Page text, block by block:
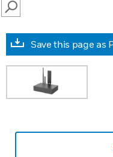
SEARCH
Save this page as